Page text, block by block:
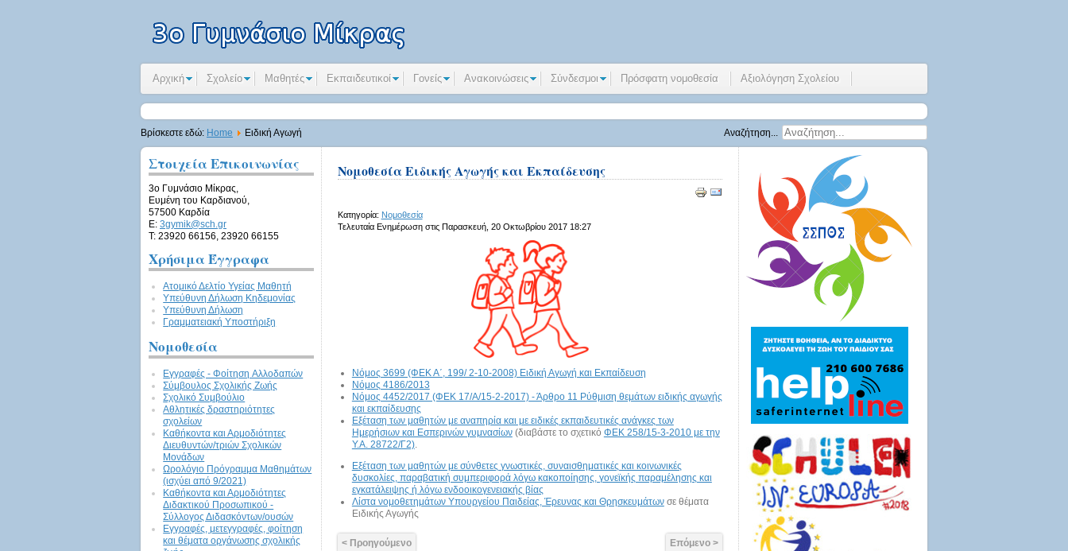
Αρχική Σχολείο Μαθητές Εκπαιδευτικοί Γονείς Ανακοινώσεις Σύνδεσμοι Πρόσφατη νομοθεσία Αξιολόγηση Σχολείου
Αναζήτηση...
Βρίσκεστε εδώ: Home Ειδική Αγωγή
Στοιχεία Επικοινωνίας
3ο Γυμνάσιο Μίκρας,
Ευμένη του Καρδιανού,
57500 Καρδία
E: 3gymik@sch.gr
Τ: 23920 66156, 23920 66155
Χρήσιμα Έγγραφα
Ατομικό Δελτίο Υγείας Μαθητή
Υπεύθυνη Δήλωση Kηδεμονίας
Υπεύθυνη Δήλωση
Γραμματειακή Υποστήριξη
Νομοθεσία
Εγγραφές - Φοίτηση Aλλοδαπών
Σύμβουλος Σχολικής Ζωής
Σχολικό Συμβούλιο
Αθλητικές δραστηριότητες
σχολείων
Καθήκοντα και Αρμοδιότητες
Διευθυντών/τριών Σχολικών
Μονάδων
Ωρολόγιο Πρόγραμμα Μαθημάτων
(ισχύει από 9/2021)
Καθήκοντα και Αρμοδιότητες
Διδακτικού Προσωπικού -
Σύλλογος Διδασκόντων/ουσών
Εγγραφές, μετεγγραφές, φοίτηση
και θέματα οργάνωσης σχολικής
Νομοθεσία Ειδικής Αγωγής και Εκπαίδευσης
Κατηγορία: Νομοθεσία
Τελευταία Ενημέρωση στις Παρασκευή, 20 Οκτωβρίου 2017 18:27
Νόμος 3699 (ΦΕΚ Α΄, 199/ 2-10-2008) Ειδική Αγωγή και Εκπαίδευση
Νόμος 4186/2013
Νόμος 4452/2017 (ΦΕΚ 17/Α/15-2-2017) - Άρθρο 11 Ρύθμιση θεμάτων ειδικής αγωγής
και εκπαίδευσης
Εξέταση των μαθητών με αναπηρία και με ειδικές εκπαιδευτικές ανάγκες των
Ημερήσιων και Εσπερινών γυμνασίων(διαβάστε το σχετικό ΦΕΚ 258/15-3-2010 με την
Υ.Α. 28722/Γ2).
Εξέταση των μαθητών με σύνθετες γνωστικές, συναισθηματικές και κοινωνικές
δυσκολίες, παραβατική συμπεριφορά λόγω κακοποίησης, γονεϊκής παραμέλησης και
εγκατάλειψης ή λόγω ενδοοικογενειακής βίας
Λίστα νομοθετημάτων Υπουργείου Παιδείας, Έρευνας και Θρησκευμάτωνσε θέματα
Ειδικής Αγωγής
< Προηγούμενο Επόμενο >